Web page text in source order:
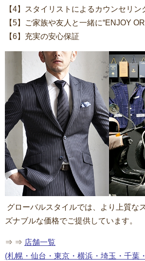
【4】スタイリストによるカウンセリン
【5】ご家族や友人と一緒に“ENJOY
【6】充実の安心保証
グローバルスタイルでは、より上質な
ズナブルな価格でご提供しています。
⇒ ⇒ 店舗一覧
(札幌・仙台・東京・横浜・埼玉・千葉